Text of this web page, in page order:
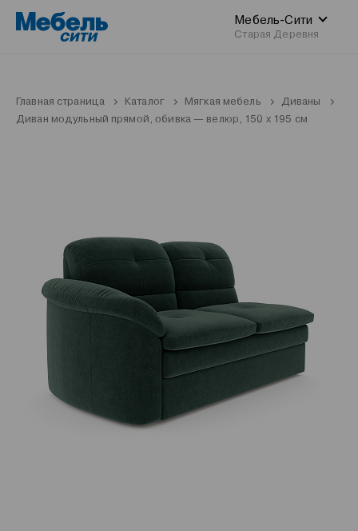
Мебель-Сити
Старая Деревня
Главная страница Каталог Мягкая мебель
Диваны
Диван модульный прямой, обивка — велюр, 150 х 195 см